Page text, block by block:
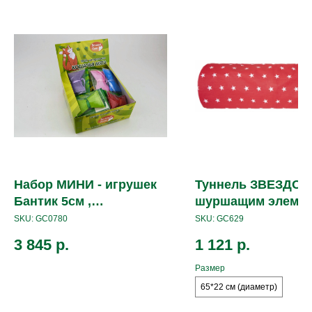
Набор МИНИ - игрушек
Бантик 5см ,
наполнитель кошачья
SKU: GC0780
3 845 р.
Туннель
шуршащим
цвет - красный
SKU: GC629
1 121 р.
Размер
65*22 см (диаметр)